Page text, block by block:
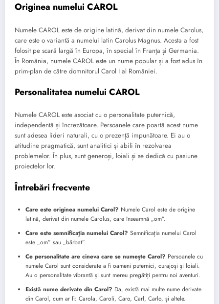
Originea numelui CAROL
Numele CAROL este de origine latină, derivat din numele Carolus,
care este o variantă a numelui latin Carolus Magnus. Acesta a fost
folosit pe scară largă în Europa, în special în Franța și Germania.
În România, numele CAROL este un nume popular și a fost adus în
prim-plan de către domnitorul Carol I al României.
Personalitatea numelui CAROL
Numele CAROL este asociat cu o personalitate puternică,
independentă și încrezătoare. Persoanele care poartă acest nume
sunt adesea lideri naturali, cu o prezență impunătoare. Ei au o
atitudine pragmatică, sunt analitici și abili în rezolvarea
problemelor. În plus, sunt generoși, loiali și se dedică cu pasiune
proiectelor lor.
Întrebări frecvente
Care este originea numelui Carol? Numele Carol este de origine
latină, derivat din numele Carolus, care înseamnă „om”.
Care este semnificația numelui Carol? Semnificația numelui Carol
este „om” sau „bărbat”.
Ce personalitate are cineva care se numește Carol? Persoanele cu
numele Carol sunt considerate a fi oameni puternici, curajoși și loiali.
Au o personalitate vibrantă și sunt mereu pregătiți pentru noi aventuri.
Există nume derivate din Carol? Da, există mai multe nume derivate
din Carol, cum ar fi: Carola, Caroli, Caro, Carl, Carlo, și altele.